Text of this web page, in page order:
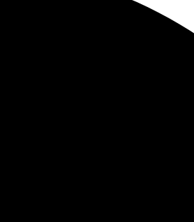
изображения, получилась